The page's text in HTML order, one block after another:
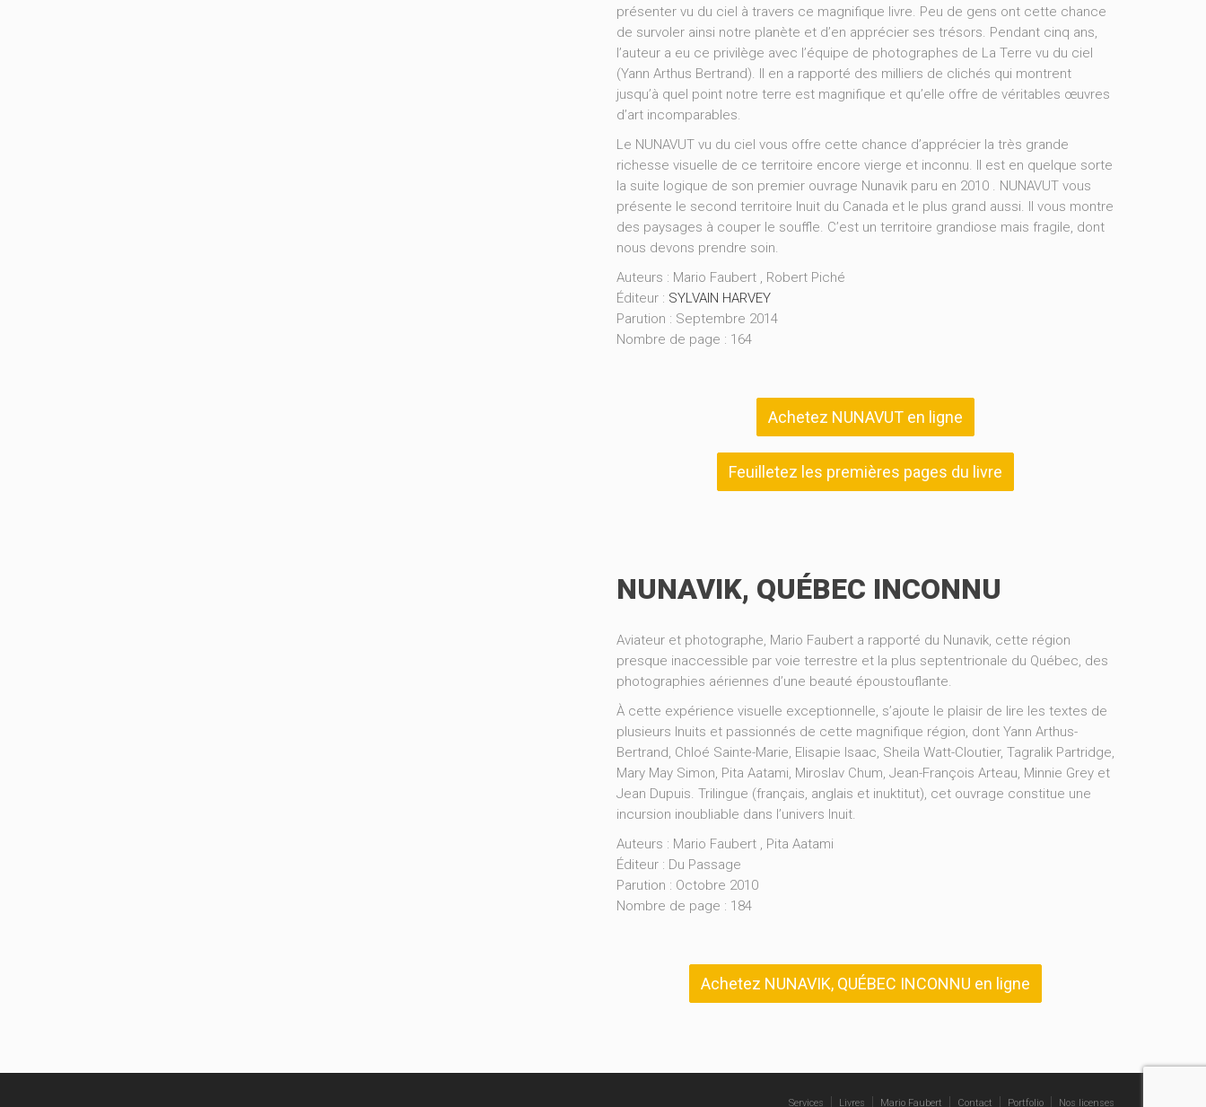
présenter vu du ciel à travers ce magnifique livre. Peu de gens ont cette chance
de survoler ainsi notre planète et d’en apprécier ses trésors. Pendant cinq ans,
l’auteur a eu ce privilège avec l’équipe de photographes de La Terre vu du ciel
(Yann Arthus Bertrand). Il en a rapporté des milliers de clichés qui montrent
jusqu’à quel point notre terre est magnifique et qu’elle offre de véritables œuvres
d’art incomparables.
Le NUNAVUT vu du ciel vous offre cette chance d’apprécier la très grande
richesse visuelle de ce territoire encore vierge et inconnu. Il est en quelque sorte
la suite logique de son premier ouvrage Nunavik paru en 2010 . NUNAVUT vous
présente le second territoire Inuit du Canada et le plus grand aussi. Il vous montre
des paysages à couper le souffle. C’est un territoire grandiose mais fragile, dont
nous devons prendre soin.
Auteurs : Mario Faubert , Robert Piché
Éditeur : SYLVAIN HARVEY
Parution : Septembre 2014
Nombre de page : 164
Achetez NUNAVUT en ligne
Feuilletez les premières pages du livre
NUNAVIK, QUÉBEC INCONNU
Aviateur et photographe, Mario Faubert a rapporté du Nunavik, cette région
presque inaccessible par voie terrestre et la plus septentrionale du Québec, des
photographies aériennes d’une beauté époustouflante.
À cette expérience visuelle exceptionnelle, s’ajoute le plaisir de lire les textes de
plusieurs Inuits et passionnés de cette magnifique région, dont Yann Arthus-
Bertrand, Chloé Sainte-Marie, Elisapie Isaac, Sheila Watt-Cloutier, Tagralik Partridge,
Mary May Simon, Pita Aatami, Miroslav Chum, Jean-François Arteau, Minnie Grey et
Jean Dupuis. Trilingue (français, anglais et inuktitut), cet ouvrage constitue une
incursion inoubliable dans l’univers Inuit.
Auteurs : Mario Faubert , Pita Aatami
Éditeur : Du Passage
Parution : Octobre 2010
Nombre de page : 184
Achetez NUNAVIK, QUÉBEC INCONNU en ligne
Services Livres Mario Faubert Contact Portfolio Nos licenses